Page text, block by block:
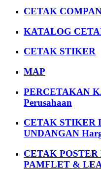
CETAK
KATALOG
CETAK STIKER
MAP
PERCETAKAN
Perusahaan
CETAK STIKER
UNDANGAN
CETAK POSTER
PAMFLET &